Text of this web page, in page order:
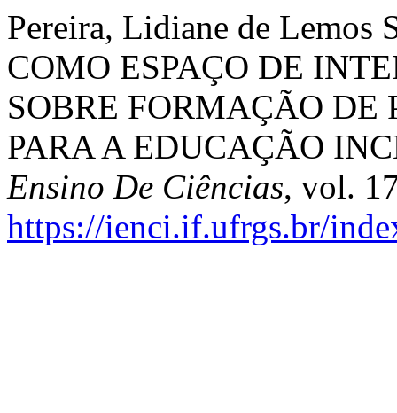
Pereira, Lidiane de Lemos
COMO ESPAÇO DE
SOBRE FORMAÇÃO DE
PARA A EDUCAÇÃO
Ensino De Ciências, vol.
https://ienci.if.ufrgs.br/